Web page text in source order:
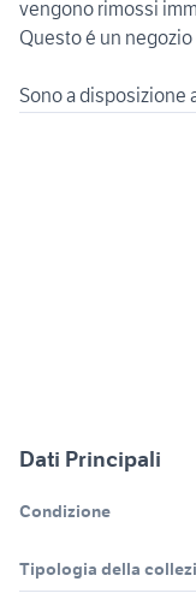
vengono rimossi
Questo é un
Sono a disposizione
Dati Principali
Condizione
Tipologia della